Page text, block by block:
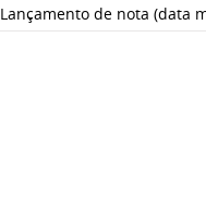
Lançamento de nota (data